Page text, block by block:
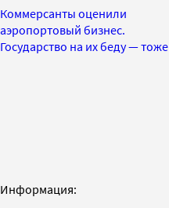
Коммерсанты оценили
аэропортовый бизнес.
Государство на их беду — тоже
Информация: